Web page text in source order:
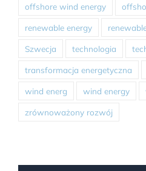
offshore wind energy
renewable energy
Szwecja technologia
transformacja energetyczna
wind energ wind energy
zrównoważony rozwój